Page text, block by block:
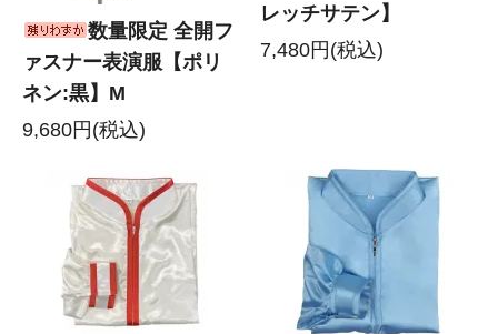
数量限定 全開フ
ァスナー表演服【ポリ
ネン:黒】M
9,680円(税込)
レッチサテン】
7,480円(税込)